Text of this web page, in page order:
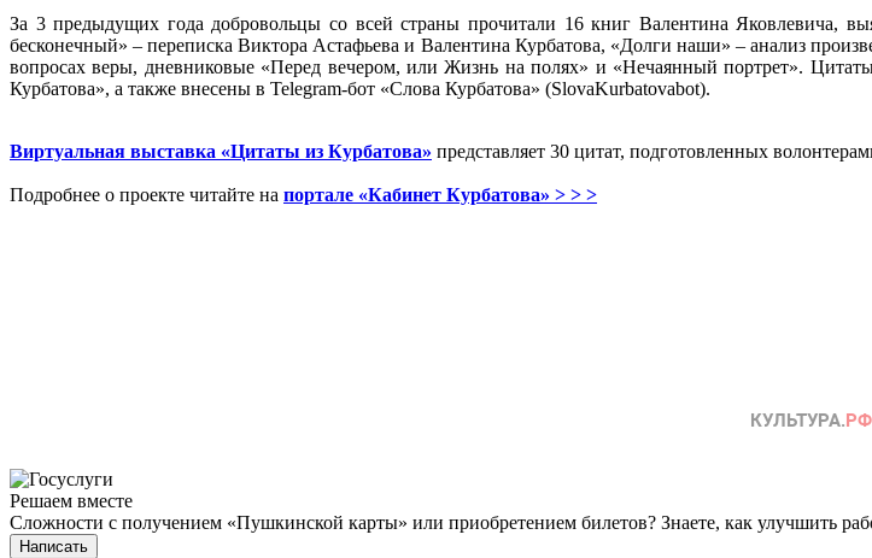
За 3 предыдущих года добровольцы со всей страны прочитали 16 книг Валентина Яковлевича,
бесконечный» – переписка Виктора Астафьева и Валентина Курбатова, «Долги наши» – анализ
вопросах веры, дневниковые «Перед вечером, или Жизнь на полях» и «Нечаянный портрет».
Курбатова», а также внесены в Telegram-бот «Слова Курбатова» (SlovaKurbatovabot).
Виртуальная выставка «Цитаты из Курбатова» представляет 30 цитат, подготовленных
Подробнее о проекте читайте на портале «Кабинет Курбатова» > > >
Решаем вместе
Сложности с получением «Пушкинской карты» или приобретением билетов? Знаете, как улучшить
Написать